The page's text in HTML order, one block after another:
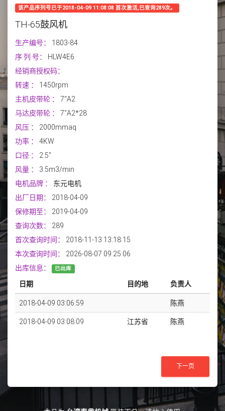
该产品序列号已于2018-04-09 11:08:08 首次激活,已查询289次。
TH-65鼓风机
生产编号：
1803-84
序 列 号：
HLW4E6
经销商授权码：
转速 ：
1450rpm
主机皮带轮 ：
7''A2
马达皮带轮 ：
7''A2*28
风压 ：
2000mmaq
功率 ：
4KW
口径 ：
2.5''
风量 ：
3.5m3/min
电机品牌 ：
东元电机
出厂日期：
2018-04-09
保修期至：
2019-04-09
查询次数：
289
首次查询时间：
2018-11-13 13:18:15
本次查询时间：
2026-08-07 09:25:06
出库信息：
已出库
日期 目的地 负责人
2018-04-09 03:06:59 陈燕
2018-04-09 03:08:09 江苏省 陈燕